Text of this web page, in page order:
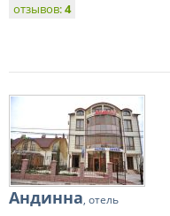
отзывов:4
Андинна, отель